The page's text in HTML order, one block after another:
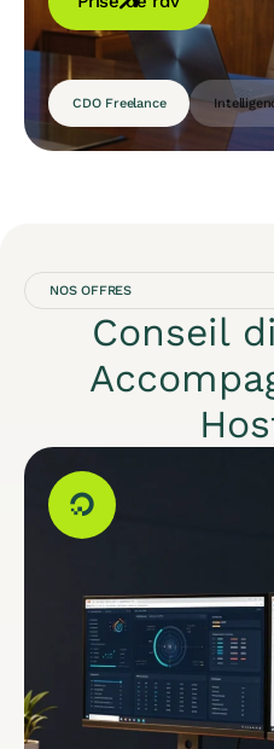
CDO Freelance
NOS OFFRES
Conseil